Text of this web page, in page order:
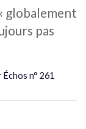
globalement
pas
n° 261